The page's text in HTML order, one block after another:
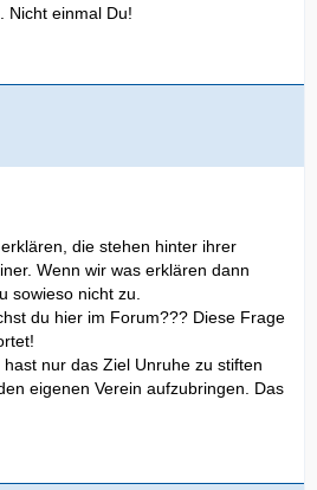
Nicht einmal Du!
die stehen hinter ihrer
Wenn wir was erklären dann
sowieso nicht zu.
du hier im Forum??? Diese Frage
nur das Ziel Unruhe zu stiften
eigenen Verein aufzubringen. Das